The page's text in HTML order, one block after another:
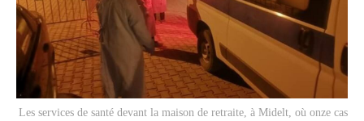
Les services de santé devant la maison de retraite, à Midelt, où onze cas